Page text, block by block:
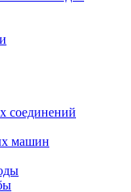
соединений
машин